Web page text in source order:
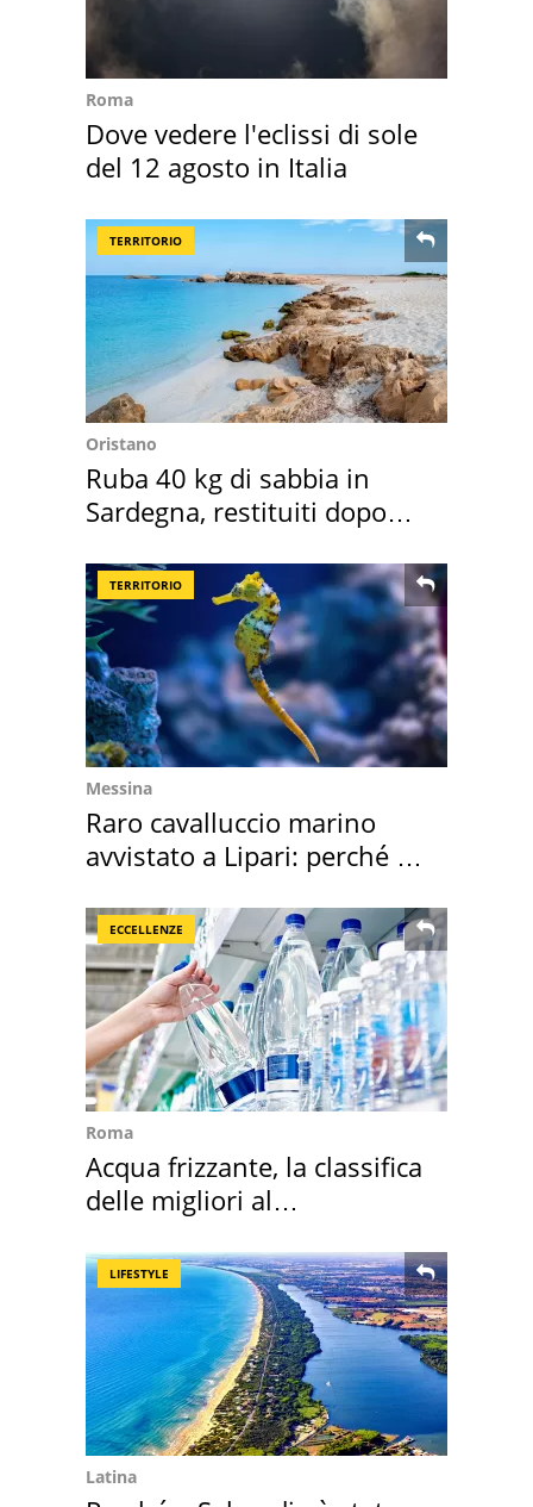
Roma
Dove vedere l'eclissi di sole
del 12 agosto in Italia
TERRITORIO
Oristano
Ruba 40 kg di sabbia in
Sardegna, restituiti dopo
TERRITORIO
Messina
Raro cavalluccio marino
avvistato a Lipari: perché è
ECCELLENZE
Roma
Acqua frizzante, la classifica
delle migliori al
LIFESTYLE
Latina